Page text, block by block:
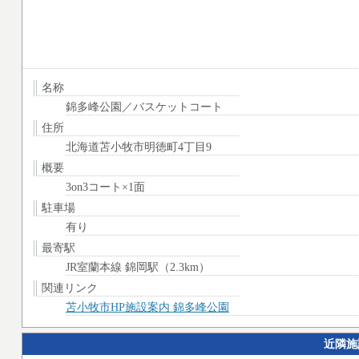
名称
錦多峰公園／バスケットコート
住所
北海道苫小牧市明徳町4丁目9
概要
3on3コート×1面
駐車場
有り
最寄駅
JR室蘭本線 錦岡駅（2.3km）
関連リンク
苫小牧市HP施設案内 錦多峰公園
近隣